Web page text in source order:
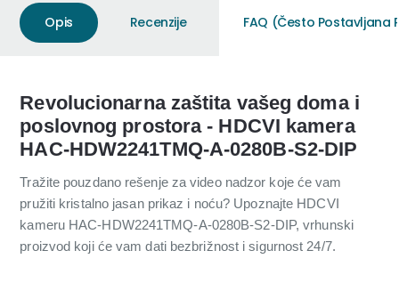
Opis Recenzije FAQ (Često Postavljana
Revolucionarna zaštita vašeg doma i
poslovnog prostora - HDCVI kamera
HAC-HDW2241TMQ-A-0280B-S2-DIP
Tražite pouzdano rešenje za video nadzor koje će vam
pružiti kristalno jasan prikaz i noću? Upoznajte HDCVI
kameru HAC-HDW2241TMQ-A-0280B-S2-DIP, vrhunski
proizvod koji će vam dati bezbrižnost i sigurnost 24/7.